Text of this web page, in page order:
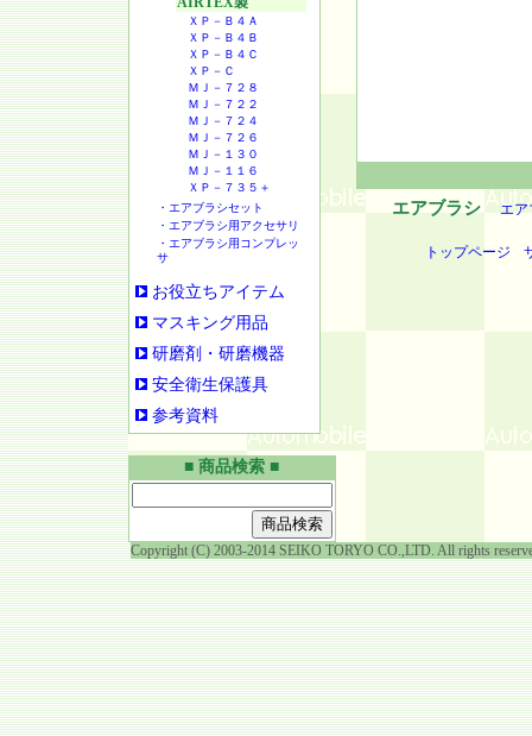
エアブラシ エ
トップページ
ＸＰ－Ｂ４Ａ
ＸＰ－Ｂ４Ｂ
ＸＰ－Ｂ４Ｃ
ＸＰ－Ｃ
ＭＪ－７２８
ＭＪ－７２２
ＭＪ－７２４
ＭＪ－７２６
ＭＪ－１３０
ＭＪ－１１６
ＸＰ－７３５＋
・エアブラシセット
・エアブラシ用アクセサリ
・エアブラシ用コンプレッ
サ
お役立ちアイテム
マスキング用品
研磨剤・研磨機器
安全衛生保護具
参考資料
■ 商品検索 ■
Copyright (C) 2003-2014 SEIKO TORYO CO.,LTD. All rights